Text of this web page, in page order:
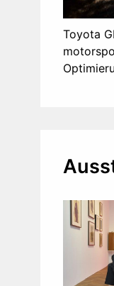
Toyota